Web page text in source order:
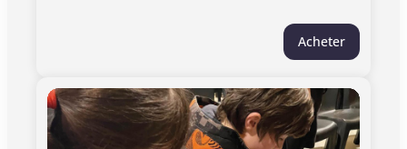
Informations pratiques : > Rendez-vous à la cour
de la Chapelle des Carmélites > Durée : 1h30 >
Jauge limitée à 10 participants > Tous publics ( à
accompagnant. > Ponctualité requise. Les portes
fermeront à l'heure de début de l'activité L'entrée
au monument est incluse dans le prix de ce billet.
Acheter